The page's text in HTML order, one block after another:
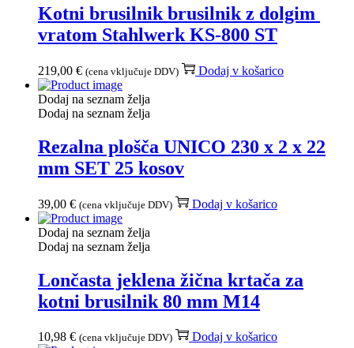
Kotni brusilnik brusilnik z dolgim ​​
vratom Stahlwerk KS-800 ST
219,00 € (cena vključuje DDV) Dodaj v košarico
Dodaj na seznam želja
Dodaj na seznam želja
Rezalna plošča UNICO 230 x 2 x 22
mm SET 25 kosov
39,00 € (cena vključuje DDV) Dodaj v košarico
Dodaj na seznam želja
Dodaj na seznam želja
Lončasta jeklena žična krtača za
kotni brusilnik 80 mm M14
10,98 € (cena vključuje DDV) Dodaj v košarico